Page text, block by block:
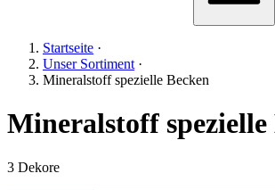
Startseite ·
Unser Sortiment ·
Mineralstoff spezielle Becken
Mineralstoff spezielle
3 Dekore